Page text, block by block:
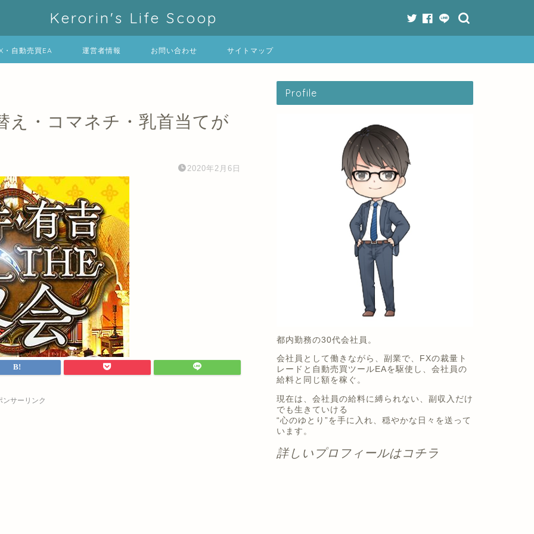
Kerorin's Life Scoop
・自動売買EA 運営者情報 お問い合わせ サイトマップ
え・コマネチ・乳首当てが
2020年2月6日
ンサーリンク
Profile
都内勤務の30代会社員。
会社員として働きながら、副業で、FXの裁量ト
レードと自動売買ツールEAを駆使し、会社員の
給料と同じ額を稼ぐ。
現在は、会社員の給料に縛られない、副収入だけ
でも生きていける
“心のゆとり”を手に入れ、穏やかな日々を送って
います。
詳しいプロフィールはコチラ